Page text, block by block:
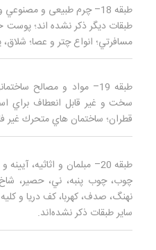
طبقه 18– چرم طبیعی و
طبقات ديگر ذكر نشده‌ اند؛
مسافرتي؛ انواع چتر و عصا؛
طبقه 19– مواد و مصالح
سخت و غير قابل انعطاف براي
قطران؛ ساختمان‌ هاي متحرك غير
طبقه 20– مبلمان و اثاثيه،
چوب، چوب پنبه، ني، حصير،
نهنگ، صدف، كهربا، كف دريا و
ساير طبقات ذكر نشده‌اند.